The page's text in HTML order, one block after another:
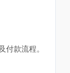
付款流程。